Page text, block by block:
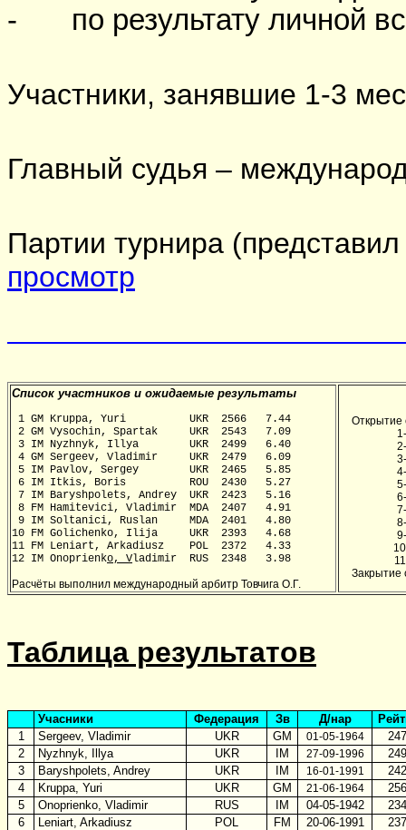
-
по результату личной
Участники, занявшие 1-3
Главный судья –
Партии турнира
просмотр
Список участников и ожидаемые результаты
1 GM Kruppa, Yuri UKR 2566 7.44
2 GM Vysochin, Spartak UKR 2543 7.09
3 IM Nyzhnyk, Illya UKR 2499 6.40
4 GM Sergeev, Vladimir UKR 2479 6.09
5 IM Pavlov, Sergey UKR 2465 5.85
6 IM Itkis, Boris ROU 2430 5.27
7 IM Baryshpolets, Andrey UKR 2423 5.16
8 FM Hamitevici, Vladimir MDA 2407 4.91
9 IM Soltanici, Ruslan MDA 2401 4.80
10 FM Golichenko, Ilija UKR 2393 4.68
11 FM Leniart, Arkadiusz POL 2372 4. 33
12 IM Onoprienko, Vladimir RUS 2348 3.98
Расчёты выполнил международный арбитр Товчига О.Г.
Открытие
2
3
4
5
6
7
8
9
Закрытие
Таблица результатов
Учасники Федерация Зв Д/нар
1
Sergeev, Vladimir UKR GM 01-05-1964 2
2
Nyzhnyk, Illya UKR IM 27-09-1996
3
Baryshpolets, Andrey UKR IM 16-01-1991 2
4
Kruppa, Yuri UKR GM 21-06-1964 2
5
Onoprienko, Vladimir RUS IM 04-05-1942 23
6
Leniart, Arkadiusz POL FM 20-06-1991 2